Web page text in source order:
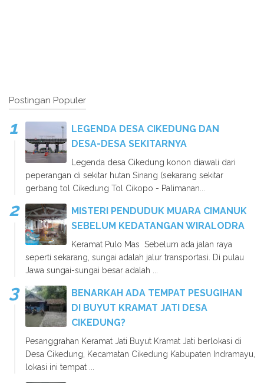
Postingan Populer
LEGENDA DESA CIKEDUNG DAN
DESA-DESA SEKITARNYA
Legenda desa Cikedung konon diawali dari
peperangan di sekitar hutan Sinang (sekarang sekitar
gerbang tol Cikedung Tol Cikopo - Palimanan...
MISTERI PENDUDUK MUARA CIMANUK
SEBELUM KEDATANGAN WIRALODRA
Keramat Pulo Mas Sebelum ada jalan raya
seperti sekarang, sungai adalah jalur transportasi. Di pulau
Jawa sungai-sungai besar adalah ...
BENARKAH ADA TEMPAT PESUGIHAN
DI BUYUT KRAMAT JATI DESA
CIKEDUNG?
Pesanggrahan Keramat Jati Buyut Kramat Jati berlokasi di
Desa Cikedung, Kecamatan Cikedung Kabupaten Indramayu,
lokasi ini tempat ...